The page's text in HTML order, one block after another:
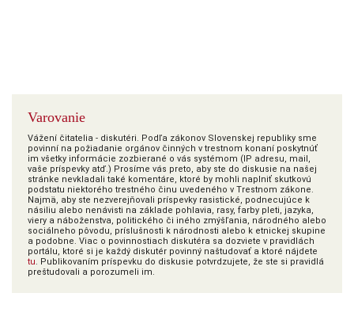
Varovanie
Vážení čitatelia - diskutéri. Podľa zákonov Slovenskej republiky sme
povinní na požiadanie orgánov činných v trestnom konaní poskytnúť
im všetky informácie zozbierané o vás systémom (IP adresu, mail,
vaše príspevky atď.) Prosíme vás preto, aby ste do diskusie na našej
stránke nevkladali také komentáre, ktoré by mohli naplniť skutkovú
podstatu niektorého trestného činu uvedeného v Trestnom zákone.
Najmä, aby ste nezverejňovali príspevky rasistické, podnecujúce k
násiliu alebo nenávisti na základe pohlavia, rasy, farby pleti, jazyka,
viery a náboženstva, politického či iného zmýšľania, národného alebo
sociálneho pôvodu, príslušnosti k národnosti alebo k etnickej skupine
a podobne. Viac o povinnostiach diskutéra sa dozviete v pravidlách
portálu, ktoré si je každý diskutér povinný naštudovať a ktoré nájdete
tu. Publikovaním príspevku do diskusie potvrdzujete, že ste si pravidlá
preštudovali a porozumeli im.